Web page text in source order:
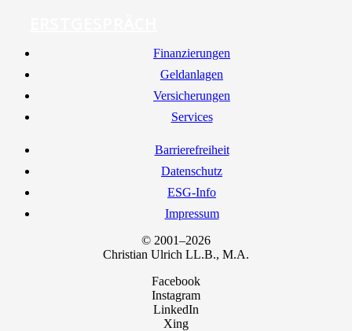
Finan­zie­run­gen
Geld­an­la­gen
Ver­si­che­run­gen
Ser­vices
Bar­rie­re­frei­heit
Daten­schutz
ESG-Info
Impres­sum
© 2001–2026
Chris­ti­an Ulrich LL.B., M.A.
Facebook
Instagram
LinkedIn
Xing